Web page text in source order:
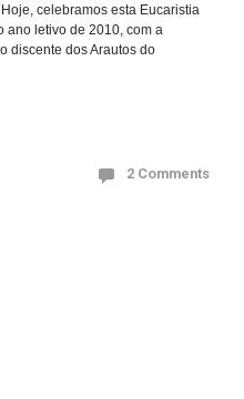
celebramos esta Eucaristia
ano letivo de 2010, com a
discente dos Arautos do
2 Comments